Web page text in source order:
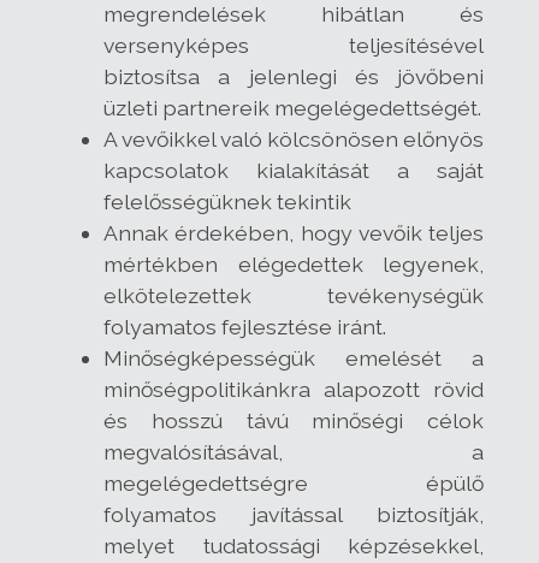
megrendelések hibátlan és
versenyképes teljesítésével
biztosítsa a jelenlegi és jövőbeni
üzleti partnereik megelégedettségét.
A vevőikkel való kölcsönösen előnyös
kapcsolatok kialakítását a saját
felelősségüknek tekintik
Annak érdekében, hogy vevőik teljes
mértékben elégedettek legyenek,
elkötelezettek tevékenységük
folyamatos fejlesztése iránt.
Minőségképességük emelését a
minőségpolitikánkra alapozott rövid
és hosszú távú minőségi célok
megvalósításával, a
megelégedettségre épülő
folyamatos javítással biztosítják,
melyet tudatossági képzésekkel,